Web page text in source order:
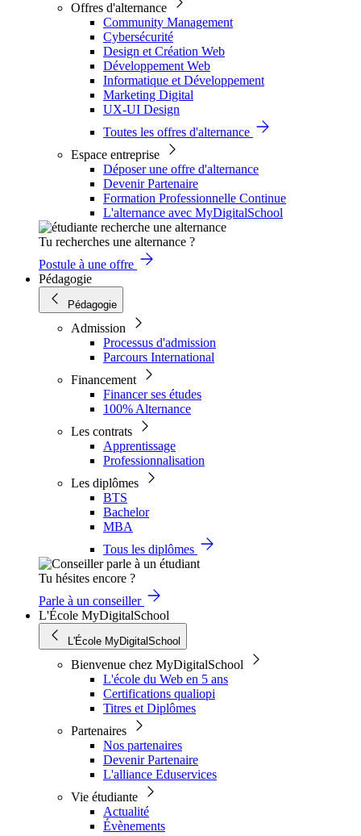
Offres d'alternance
Community Management
Cybersécurité
Design et Création Web
Développement Web
Informatique et Développement
Marketing Digital
UX-UI Design
Toutes les offres d'alternance
Espace entreprise
Déposer une offre d'alternance
Devenir Partenaire
Formation Professionnelle Continue
L'alternance avec MyDigitalSchool
Tu recherches une alternance ?
Postule à une offre
Pédagogie
Pédagogie
Admission
Processus d'admission
Parcours International
Financement
Financer ses études
100% Alternance
Les contrats
Apprentissage
Professionnalisation
Les diplômes
BTS
Bachelor
MBA
Tous les diplômes
Tu hésites encore ?
Parle à un conseiller
L'École MyDigitalSchool
L'École MyDigitalSchool
Bienvenue chez MyDigitalSchool
L'école du Web en 5 ans
Certifications qualiopi
Titres et Diplômes
Partenaires
Nos partenaires
Devenir Partenaire
L'alliance Eduservices
Vie étudiante
Actualité
Évènements